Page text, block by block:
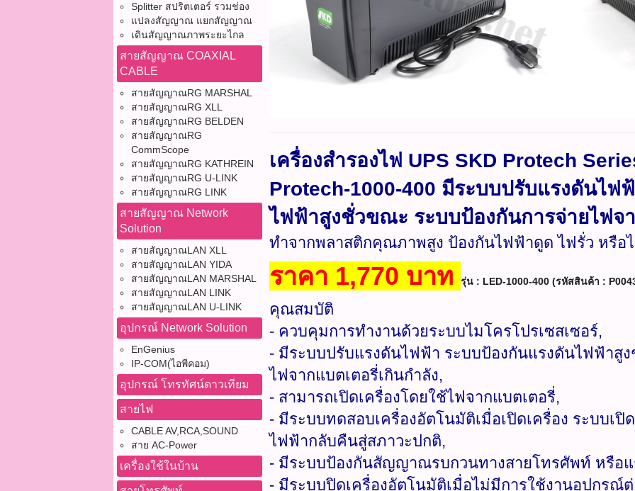
Splitter สปริตเตอร์ รวมช่อง
แปลงสัญญาณ แยกสัญญาณ
เดินสัญญาณภาพระยะไกล
สายสัญญาณ COAXIAL
CABLE
สายสัญญาณRG MARSHAL
สายสัญญาณRG XLL
สายสัญญาณRG BELDEN
สายสัญญาณRG
CommScope
สายสัญญาณRG KATHREIN
สายสัญญาณRG U-LINK
สายสัญญาณRG LINK
สายสัญญาณ Network
Solution
สายสัญญาณLAN XLL
สายสัญญาณLAN YIDA
สายสัญญาณLAN MARSHAL
สายสัญญาณLAN LINK
สายสัญญาณLAN U-LINK
อุปกรณ์ Network Solution
EnGenius
IP-COM(ไอพีคอม)
อุปกรณ์ โทรทัศน์ดาวเทียม
สายไฟ
CABLE AV,RCA,SOUND
สาย AC-Power
เครื่องใช้ในบ้าน
เครื่องสำรองไฟ UPS SKD Protech
Protech-1000-400 มีระบบปรับแรงดันไฟ
ไฟฟ้าสูงชั่วขณะ ระบบป้องกันการจ่ายไฟจ
ทำจากพลาสติกคุณภาพสูง ป้องกันไฟฟ้าดูด ไฟรั่ว หรือ
ราคา 1,770 บาท รุ่น : LED-1000-400 (รหัสสินค้า :
คุณสมบัติ
- ควบคุมการทำงานด้วยระบบไมโครโปรเซสเซอร์,
- มีระบบปรับแรงดันไฟฟ้า ระบบป้องกันแรงดันไฟฟ้าสู
ไฟจากแบตเตอรี่เกินกำลัง,
- สามารถเปิดเครื่องโดยใช้ไฟจากแบตเตอรี่,
- มีระบบทดสอบเครื่องอัตโนมัติเมื่อเปิดเครื่อง ระบบเปิ
ไฟฟ้ากลับคืนสู่สภาวะปกติ,
- มีระบบป้องกันสัญญาณรบกวนทางสายโทรศัพท์ หรือ
- มีระบบปิดเครื่องอัตโนมัติเมื่อไม่มีการใช้งานอุปกรณ์